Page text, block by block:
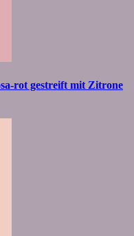
rot gestreift mit Zitrone